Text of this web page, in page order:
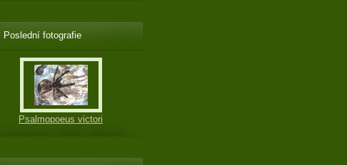
Poslední fotografie
Psalmopoeus victori